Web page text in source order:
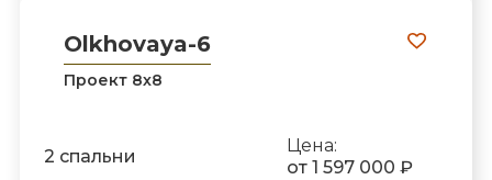
Olkhovaya-6
Проект 8х8
2 спальни
Цена:
от 1 597 000 ₽